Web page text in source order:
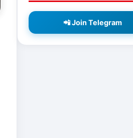
📲 Join Telegram